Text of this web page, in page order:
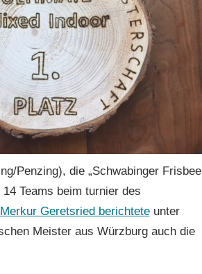
Penzing), die „Schwabinger Frisbee
Teams beim turnier des
Geretsried berichteteunter
Meister aus Würzburg auch die